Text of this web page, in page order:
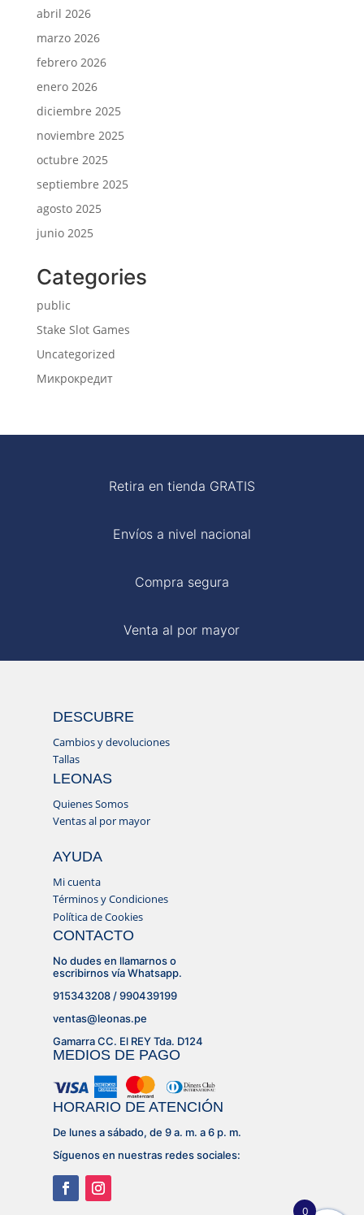
abril 2026
marzo 2026
febrero 2026
enero 2026
diciembre 2025
noviembre 2025
octubre 2025
septiembre 2025
agosto 2025
junio 2025
Categories
public
Stake Slot Games
Uncategorized
Микрокредит
Retira en tienda GRATIS
Envíos a nivel nacional
Compra segura
Venta al por mayor
DESCUBRE
Cambios y devoluciones
Tallas
LEONAS
Quienes Somos
Ventas al por mayor
AYUDA
Mi cuenta
Términos y Condiciones
Política de Cookies
CONTACTO
No dudes en llamarnos o
escribirnos vía Whatsapp.
915343208 / 990439199
ventas@leonas.pe
Gamarra CC. El REY Tda. D124
MEDIOS DE PAGO
HORARIO DE ATENCIÓN
De lunes a sábado, de 9 a. m. a 6 p. m.
Síguenos en nuestras redes sociales:
0